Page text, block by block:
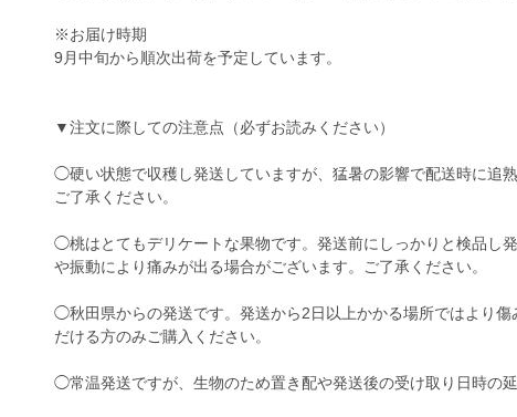
※お届け時期
9月中旬から順次出荷を予定しています。
▼注文に際しての注意点（必ずお読みください）
◯硬い状態で収穫し発送していますが、猛暑の影響で配送時に追
ご了承ください。
◯桃はとてもデリケートな果物です。発送前にしっかりと検品し
や振動により痛みが出る場合がございます。ご了承ください。
◯秋田県からの発送です。発送から2日以上かかる場所ではより傷
だける方のみご購入ください。
◯常温発送ですが、生物のため置き配や発送後の受け取り日時の延